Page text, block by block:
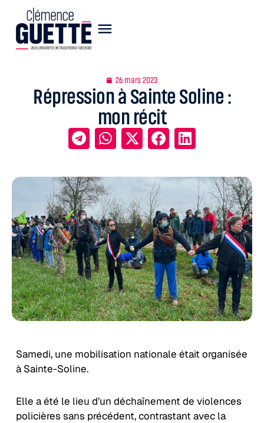
26 mars 2023
Répression à Sainte Soline :
mon récit
Samedi, une mobilisation nationale était organisée
à Sainte-Soline.
Elle a été le lieu d’un déchaînement de violences
policières sans précédent, contrastant avec la